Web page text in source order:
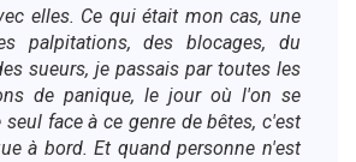
elles. Ce qui était mon cas, une
palpitations, des blocages, du
sueurs, je passais par toutes les
de panique, le jour où l'on se
seul face à ce genre de bêtes, c'est
à bord. Et quand personne n'est